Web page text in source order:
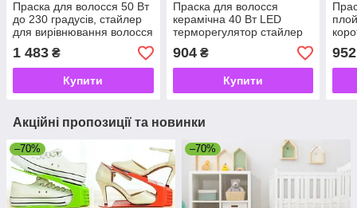
Праска для волосся 50 Вт
до 230 градусів, стайлер
для вирівнювання волосся
та завивки Sokany
1 483 ₴
Купити
Праска для волосся
керамічна 40 Вт LED
терморегулятор стайлер
для вирівнювання волосся
та завивки Sokany
904₴
Купити
952
Акційні пропозиції та новинки
–70% –70%